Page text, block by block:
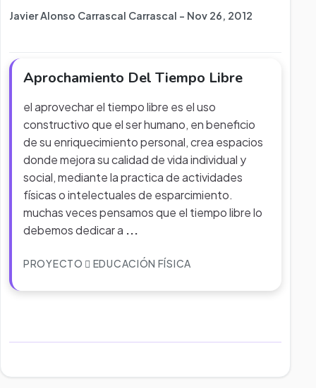
Javier Alonso Carrascal Carrascal - Nov 26, 2012
Aprochamiento Del Tiempo Libre
el aprovechar el tiempo libre es el uso
constructivo que el ser humano, en beneficio
de su enriquecimiento personal, crea espacios
donde mejora su calidad de vida individual y
social, mediante la practica de actividades
físicas o intelectuales de esparcimiento.
muchas veces pensamos que el tiempo libre lo
debemos dedicar a ...
PROYECTO EDUCACIÓN FÍSICA